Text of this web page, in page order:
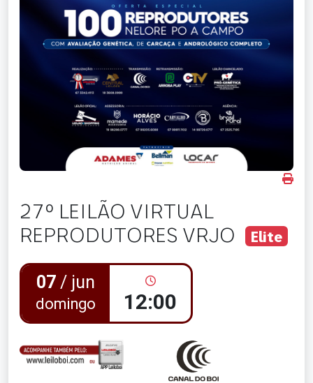
27º LEILÃO VIRTUAL
REPRODUTORES VRJO
Elite
07 / jun
domingo 12:00